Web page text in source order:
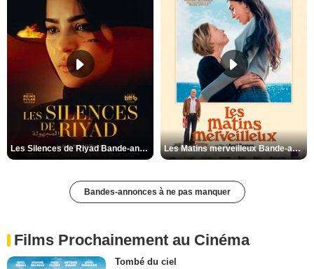
Les Silences de Riyad Bande-annonce VO STFR Les Matins merveilleux Bande-annonce VF
Bandes-annonces à ne pas manquer
Films Prochainement au Cinéma
Tombé du ciel